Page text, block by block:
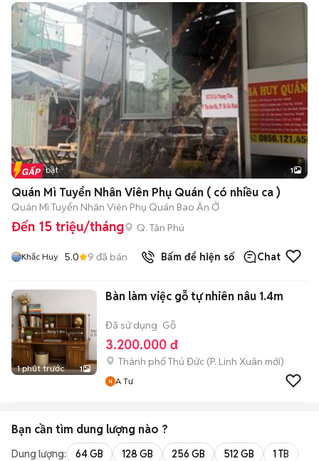
Tin nổi bật 1
Quán Mì Tuyển Nhân Viên Phụ Quán ( có nhiều ca )
Quán Mì Tuyển Nhân Viên Phụ Quán Bao Ăn Ở
Đến 15 triệu/tháng Q. Tân Phú
Khắc Huy 5.0 9 đã bán Bấm để hiện số Chat
1 phút trước 1
Bàn làm việc gỗ tự nhiên nâu 1.4m
Đã sử dụng Gỗ
3.200.000 đ
Thành phố Thủ Đức (P. Linh Xuân mới)
A Tư
Bạn cần tìm dung lượng nào ?
Dung lượng: 64 GB 128 GB 256 GB 512 GB 1 TB